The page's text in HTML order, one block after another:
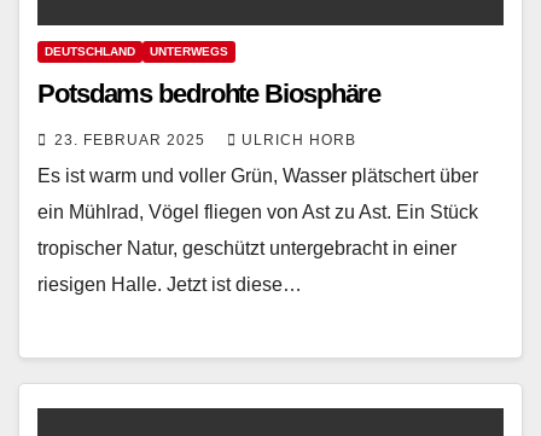
DEUTSCHLAND UNTERWEGS
Potsdams bedrohte Biosphäre
23. FEBRUAR 2025 ULRICH HORB
Es ist warm und voller Grün, Wasser plätschert über
ein Mühlrad, Vögel fliegen von Ast zu Ast. Ein Stück
tropischer Natur, geschützt untergebracht in einer
riesigen Halle. Jetzt ist diese…